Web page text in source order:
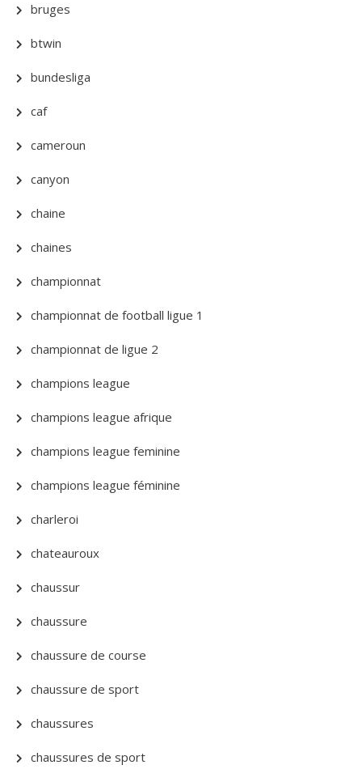
bruges
btwin
bundesliga
caf
cameroun
canyon
chaine
chaines
championnat
championnat de football ligue 1
championnat de ligue 2
champions league
champions league afrique
champions league feminine
champions league féminine
charleroi
chateauroux
chaussur
chaussure
chaussure de course
chaussure de sport
chaussures
chaussures de sport